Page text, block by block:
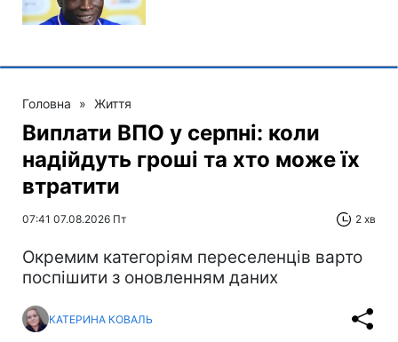
Головна » Життя
Виплати ВПО у серпні: коли
надійдуть гроші та хто може їх
втратити
07:41 07.08.2026 Пт 2 хв
Окремим категоріям переселенців варто
поспішити з оновленням даних
КАТЕРИНА КОВАЛЬ